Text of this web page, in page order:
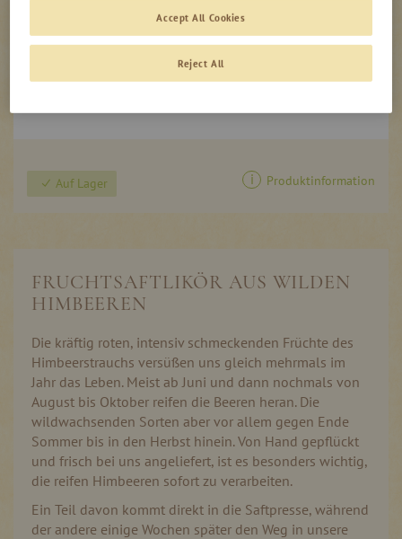
inkl. MwSt, zzgl. Versand
In den Warenkorb
Auf Lager Produktinformation
FRUCHTSAFTLIKÖR AUS WILDEN
HIMBEEREN
Die kräftig roten, intensiv schmeckenden Früchte des
Himbeerstrauchs versüßen uns gleich mehrmals im
Jahr das Leben. Meist ab Juni und dann nochmals von
August bis Oktober reifen die Beeren heran. Die
wildwachsenden Sorten aber vor allem gegen Ende
Sommer bis in den Herbst hinein. Von Hand gepflückt
und frisch bei uns angeliefert, ist es besonders wichtig,
die reifen Himbeeren sofort zu verarbeiten.
Ein Teil davon kommt direkt in die Saftpresse, während
der andere einige Wochen später den Weg in unsere
Reject All
Accept All Cookies